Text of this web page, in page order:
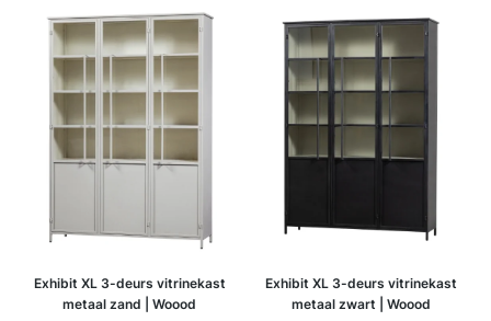
Exhibit XL 3-deurs vitrinekast
metaal zand | Woood
Exhibit XL 3-deurs vitrinekast
metaal zwart | Woood